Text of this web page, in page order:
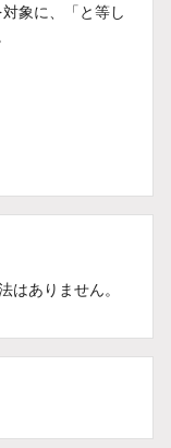
象に、「と等し
はありません。